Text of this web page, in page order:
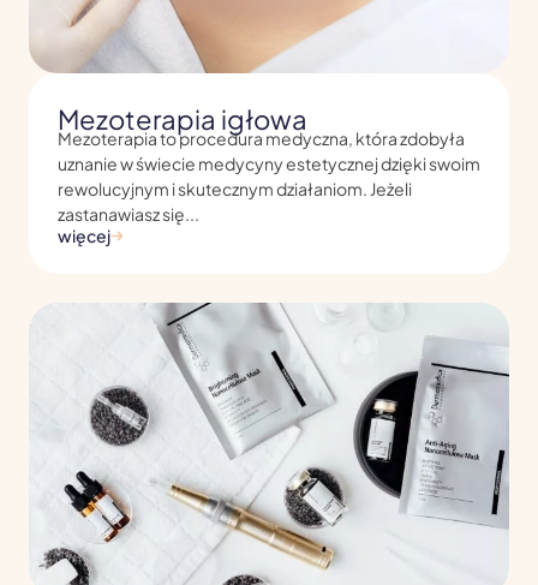
Mezoterapia igłowa
Mezoterapia to procedura medyczna, która zdobyła
uznanie w świecie medycyny estetycznej dzięki swoim
rewolucyjnym i skutecznym działaniom. Jeżeli
zastanawiasz się...
więcej